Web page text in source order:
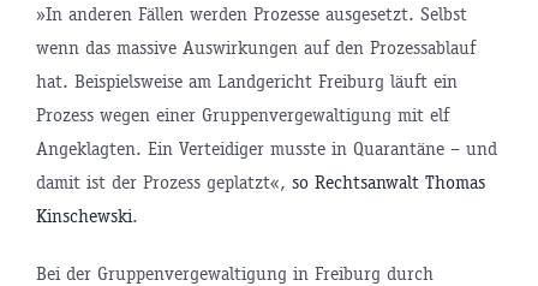
»In anderen Fällen werden Prozesse ausgesetzt. Selbst
wenn das massive Auswirkungen auf den Prozessablauf
hat. Beispielsweise am Landgericht Freiburg läuft ein
Prozess wegen einer Gruppenvergewaltigung mit elf
Angeklagten. Ein Verteidiger musste in Quarantäne – und
damit ist der Prozess geplatzt«, so Rechtsanwalt Thomas
Kinschewski.
Bei der Gruppenvergewaltigung in Freiburg durch